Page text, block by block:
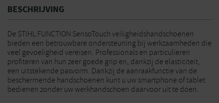
BESCHRIJVING
De STIHL FUNCTION SensoTouch veiligheidshandschoenen
bieden een betrouwbare ondersteuning bij werkzaamheden die
veel gevoeligheid vereisen. Professionals en particulieren
profiteren van hun zeer goede grip en, dankzij de elasticiteit,
een uitstekende pasvorm. Dankzij de aanraakfunctie van de
beschermende handschoenen kunt u uw smartphone of tablet
bedienen zonder uw werkhandschoen daarvoor uit te doen.